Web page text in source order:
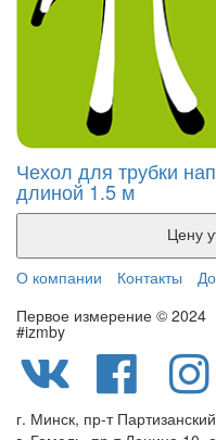
Чехол для трубки
длиной 1.5 м
О компании
Контакты
Первое измерение © 2024
#izmby
г. Минск, пр-т